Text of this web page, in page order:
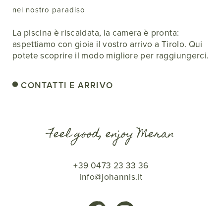
nel nostro paradiso
La piscina è riscaldata, la camera è pronta:
aspettiamo con gioia il vostro arrivo a Tirolo. Qui
potete scoprire il modo migliore per raggiungerci.
CONTATTI E ARRIVO
Feel good, enjoy Meran
+39 0473 23 33 36
info@johannis.it